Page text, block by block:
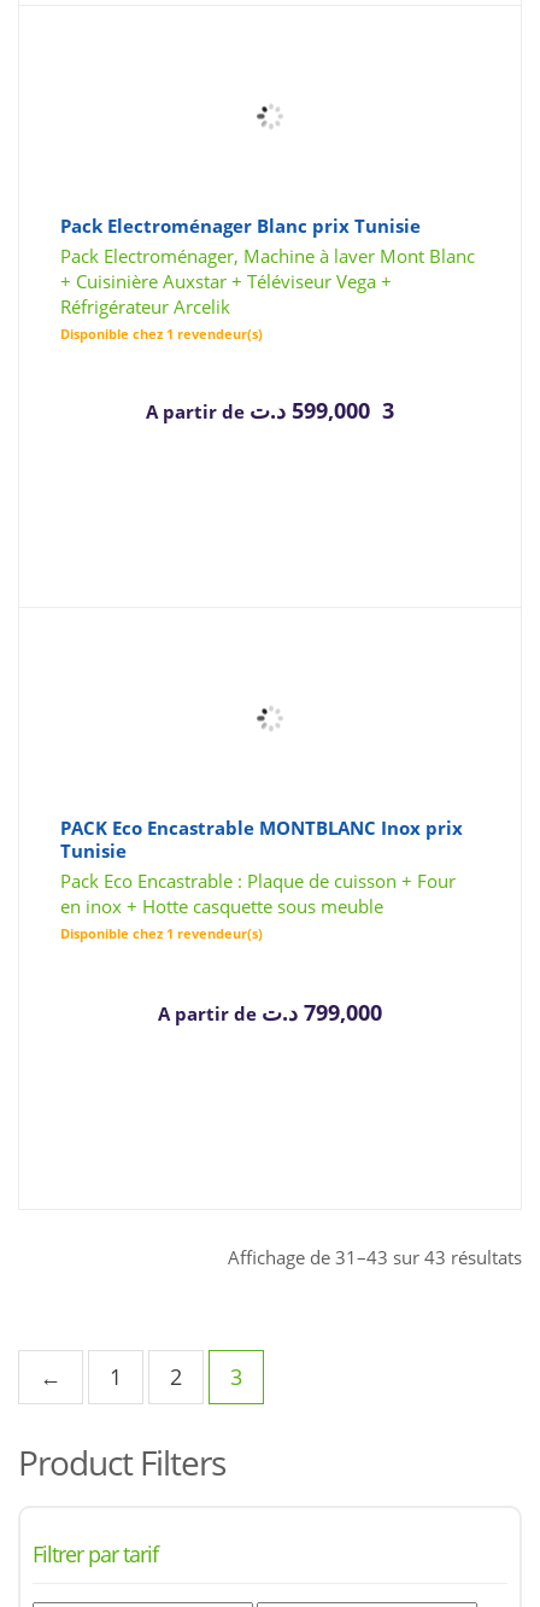
Pack Electroménager Blanc prix Tunisie
Pack Electroménager, Machine à laver Mont Blanc
+ Cuisinière Auxstar + Téléviseur Vega +
Réfrigérateur Arcelik
Disponible chez 1 revendeur(s)
A partir de 3 599,000 د.ت
PACK Eco Encastrable MONTBLANC Inox prix
Tunisie
Pack Eco Encastrable : Plaque de cuisson + Four
en inox + Hotte casquette sous meuble
Disponible chez 1 revendeur(s)
A partir de 799,000 د.ت
Affichage de 31–43 sur 43 résultats
← 1 2 3
Product Filters
Filtrer par tarif